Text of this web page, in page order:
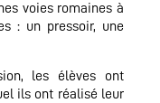
voies romaines à
: un pressoir, une
les élèves ont
ils ont réalisé leur